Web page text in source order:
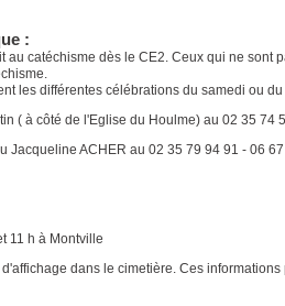
:
au catéchisme dès le CE2. Ceux qui ne sont
les différentes célébrations du samedi ou
( à côté de l'Eglise du Houlme) au 02 35 74
Jacqueline ACHER au 02 35 79 94 91 - 06
11 h à Montville
dans le cimetière. Ces informations